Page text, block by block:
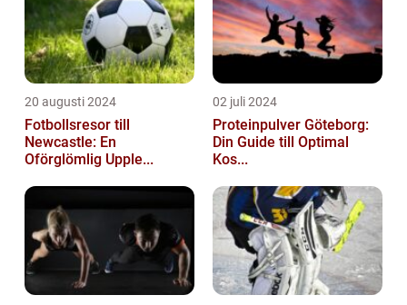
20 augusti 2024
Fotbollsresor till
Newcastle: En
Oförglömlig Upple...
02 juli 2024
Proteinpulver Göteborg:
Din Guide till Optimal
Kos...